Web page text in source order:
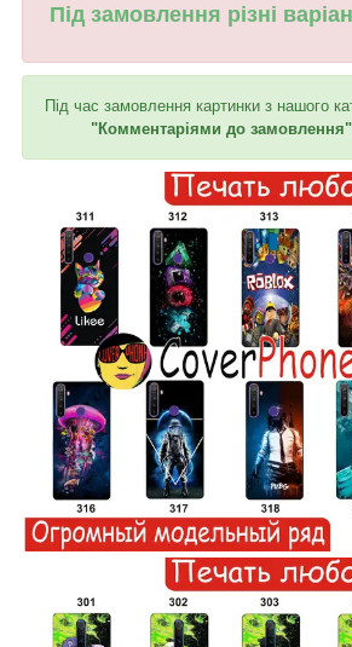
Під замовлення різні
Під час замовлення картинки з нашого
"Комментаріями до замовлення"